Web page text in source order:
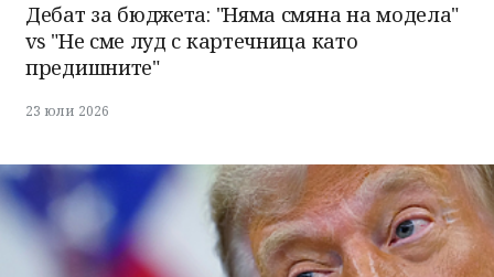
Дебат за бюджета: "Няма смяна на модела"
vs "Не сме луд с картечница като
предишните"
23 юли 2026